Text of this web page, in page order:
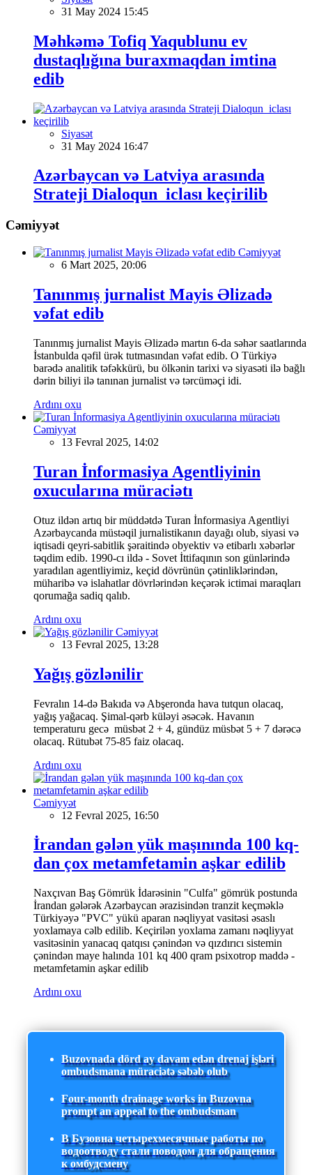
31 May 2024 15:45
Məhkəmə Tofiq Yaqublunu ev
dustaqlığına buraxmaqdan imtina
edib
Siyasət
31 May 2024 16:47
Azərbaycan və Latviya arasında
Strateji Dialoqun iclası keçirilib
Cəmiyyət
Cəmiyyət
6 Mart 2025, 20:06
Tanınmış jurnalist Mayis Əlizadə
vəfat edib
Tanınmış jurnalist Mayis Əlizadə martın 6-da səhər saatlarında
İstanbulda qəfil ürək tutmasından vəfat edib. O Türkiyə
barədə analitik təfəkkürü, bu ölkənin tarixi və siyasəti ilə bağlı
dərin biliyi ilə tanınan jurnalist və tərcüməçi idi.
Ardını oxu
Cəmiyyət
13 Fevral 2025, 14:02
Turan İnformasiya Agentliyinin
oxucularına müraciətı
Otuz ildən artıq bir müddətdə Turan İnformasiya Agentliyi
Azərbaycanda müstəqil jurnalistikanın dayağı olub, siyasi və
iqtisadi qeyri-sabitlik şəraitində obyektiv və etibarlı xəbərlər
təqdim edib. 1990-cı ildə - Sovet İttifaqının son günlərində
yaradılan agentliyimiz, keçid dövrünün çətinliklərindən,
müharibə və islahatlar dövrlərindən keçərək ictimai maraqları
qorumağa sadiq qalıb.
Ardını oxu
Cəmiyyət
13 Fevral 2025, 13:28
Yağış gözlənilir
Fevralın 14-də Bakıda və Abşeronda hava tutqun olacaq,
yağış yağacaq. Şimal-qərb küləyi əsəcək. Havanın
temperaturu gecə müsbət 2 + 4, gündüz müsbət 5 + 7 dərəcə
olacaq. Rütubət 75-85 faiz olacaq.
Ardını oxu
Cəmiyyət
12 Fevral 2025, 16:50
İrandan gələn yük maşınında 100 kq-
dan çox metamfetamin aşkar edilib
Naxçıvan Baş Gömrük İdarəsinin "Culfa" gömrük postunda
İrandan gələrək Azərbaycan ərazisindən tranzit keçməklə
Türkiyəyə "PVC" yükü aparan nəqliyyat vasitəsi əsaslı
yoxlamaya cəlb edilib. Keçirilən yoxlama zamanı nəqliyyat
vasitəsinin yanacaq qatqısı çənindən və qızdırıcı sistemin
çənindən maye halında 101 kq 400 qram psixotrop maddə -
metamfetamin aşkar edilib
Ardını oxu
Buzovnada dörd ay davam edən drenaj işləri
ombudsmana müraciətə səbəb olub
Four-month drainage works in Buzovna
prompt an appeal to the ombudsman
В Бузовна четырехмесячные работы по
водоотводу стали поводом для обращения
к омбудсмену